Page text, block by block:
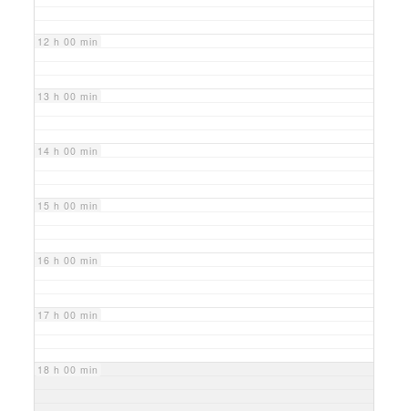
12 h 00 min
13 h 00 min
14 h 00 min
15 h 00 min
16 h 00 min
17 h 00 min
18 h 00 min